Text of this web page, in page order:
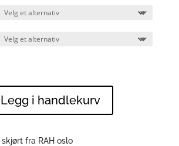
Legg i handlekurv
fra RAH oslo